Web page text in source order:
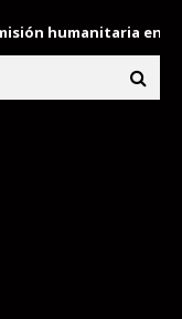
humanitaria enviada a